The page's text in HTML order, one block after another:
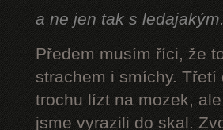
a ne jen tak s
Předem musím říci, že
strachem i smíchy.
trochu lízt na mozek,
jsme vyrazili do skal.